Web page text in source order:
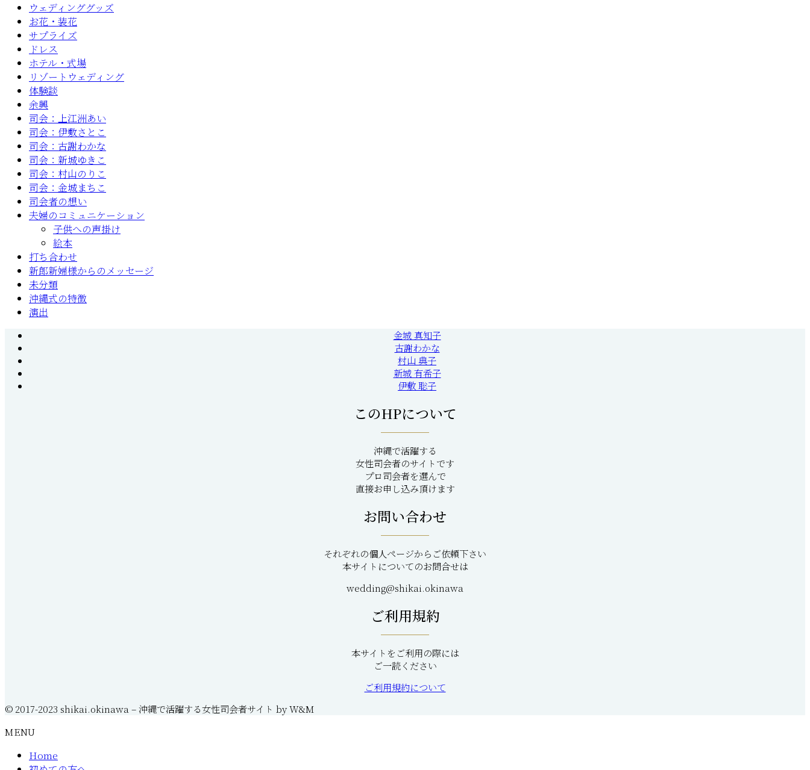
ウェディンググッズ
お花・装花
サプライズ
ドレス
ホテル・式場
リゾートウェディング
体験談
余興
司会：上江洲あい
司会：伊敷さとこ
司会：古謝わかな
司会：新城ゆきこ
司会：村山のりこ
司会：金城まちこ
司会者の想い
夫婦のコミュニケーション
子供への声掛け
絵本
打ち合わせ
新郎新婦様からのメッセージ
未分類
沖縄式の特徴
演出
金城 真知子
古謝わかな
村山 典子
新城 有希子
伊敷 聡子
このHPについて
沖縄で活躍する
女性司会者のサイトです
プロ司会者を選んで
直接お申し込み頂けます
お問い合わせ
それぞれの個人ページからご依頼下さい
本サイトについてのお問合せは
wedding@shikai.okinawa
ご利用規約
本サイトをご利用の際には
ご一読ください
ご利用規約について
© 2017-2023 shikai.okinawa – 沖縄で活躍する女性司会者サイト by W&M
MENU
Home